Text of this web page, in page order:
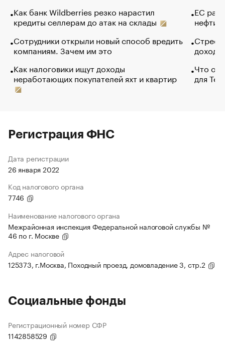
Как банк Wildberries резко нарастил
кредиты селлерам до атак на склады
Сотрудники открыли новый способ вредить
компаниям. Зачем им это
Как налоговики ищут доходы
неработающих покупателей яхт и квартир
ЕС
нефти
Что
для
Регистрация ФНС
Дата регистрации
26 января 2022
Код налогового органа
7746
Наименование налогового органа
Межрайонная инспекция Федеральной налоговой службы №
46 по г. Москве
Адрес налоговой
125373, г.Москва, Походный проезд, домовладение 3, стр.2
Социальные фонды
Регистрационный номер СФР
1142858529